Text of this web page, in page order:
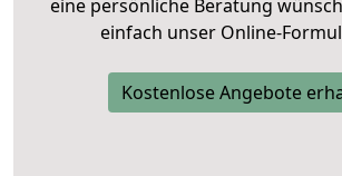
eine persönliche Beratung
einfach unser Online-
Kostenlose Angebote